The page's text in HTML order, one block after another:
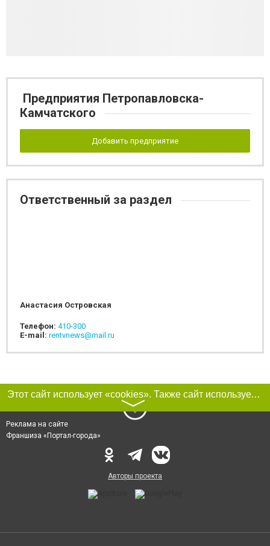
Предприятия Петропавловска-
Камчатского
Добавить предприятие
Ответственный за раздел
Анастасия Островская
Телефон: 410-300
E-mail: rentvnews@mail.ru
Этот сайт использует «cookies». Также сайт использует интернет-сервис для сбора технических данных касательно посетителей с целью получения маркетинговой и статистической информации. Условия обработки данных посетителей сайта см.
〉
Реклама на сайте
Франшиза «Портал-города»
Авторы проекта